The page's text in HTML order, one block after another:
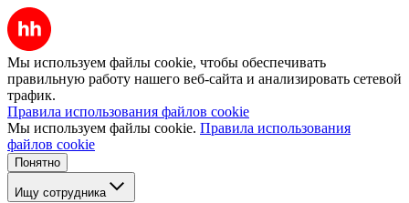
Мы используем файлы cookie, чтобы обеспечивать
правильную работу нашего веб-сайта и анализировать сетевой
трафик.
Правила использования файлов cookie
Мы используем файлы cookie. Правила использования
файлов cookie
Понятно
Ищу сотрудника